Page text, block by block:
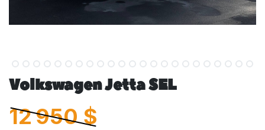
Volkswagen Jetta SEL
12 950$